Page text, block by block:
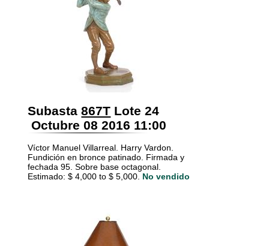
Subasta 867T Lote 24
Octubre 08 2016 11:00
Víctor Manuel Villarreal. Harry Vardon.
Fundición en bronce patinado. Firmada y
fechada 95. Sobre base octagonal.
Estimado: $ 4,000 to $ 5,000. No vendido